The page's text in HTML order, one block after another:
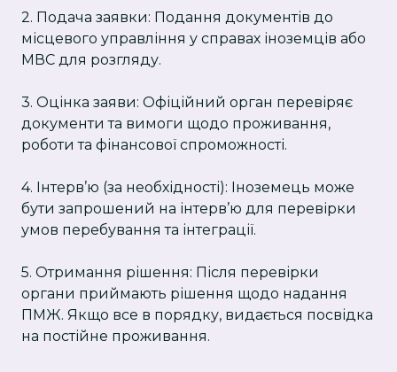
2. Подача заявки: Подання документів до
місцевого управління у справах іноземців або
МВС для розгляду.
3. Оцінка заяви: Офіційний орган перевіряє
документи та вимоги щодо проживання,
роботи та фінансової спроможності.
4. Інтерв’ю (за необхідності): Іноземець може
бути запрошений на інтерв’ю для перевірки
умов перебування та інтеграції.
5. Отримання рішення: Після перевірки
органи приймають рішення щодо надання
ПМЖ. Якщо все в порядку, видається посвідка
на постійне проживання.